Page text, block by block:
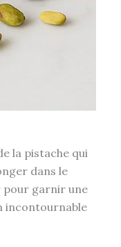
la pistache qui
dans le
pour garnir une
incontournable